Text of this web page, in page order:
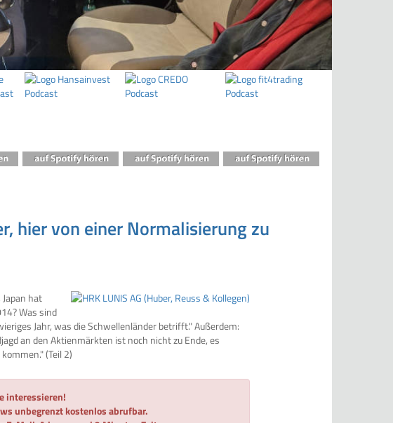
hier von einer Normalisierung zu
hat
Was sind
Jahr, was die Schwellenländer betrifft." Außerdem:
an den Aktienmärkten ist noch nicht zu Ende, es
(Teil 2)
interessieren!
unbegrenzt kostenlos abrufbar.